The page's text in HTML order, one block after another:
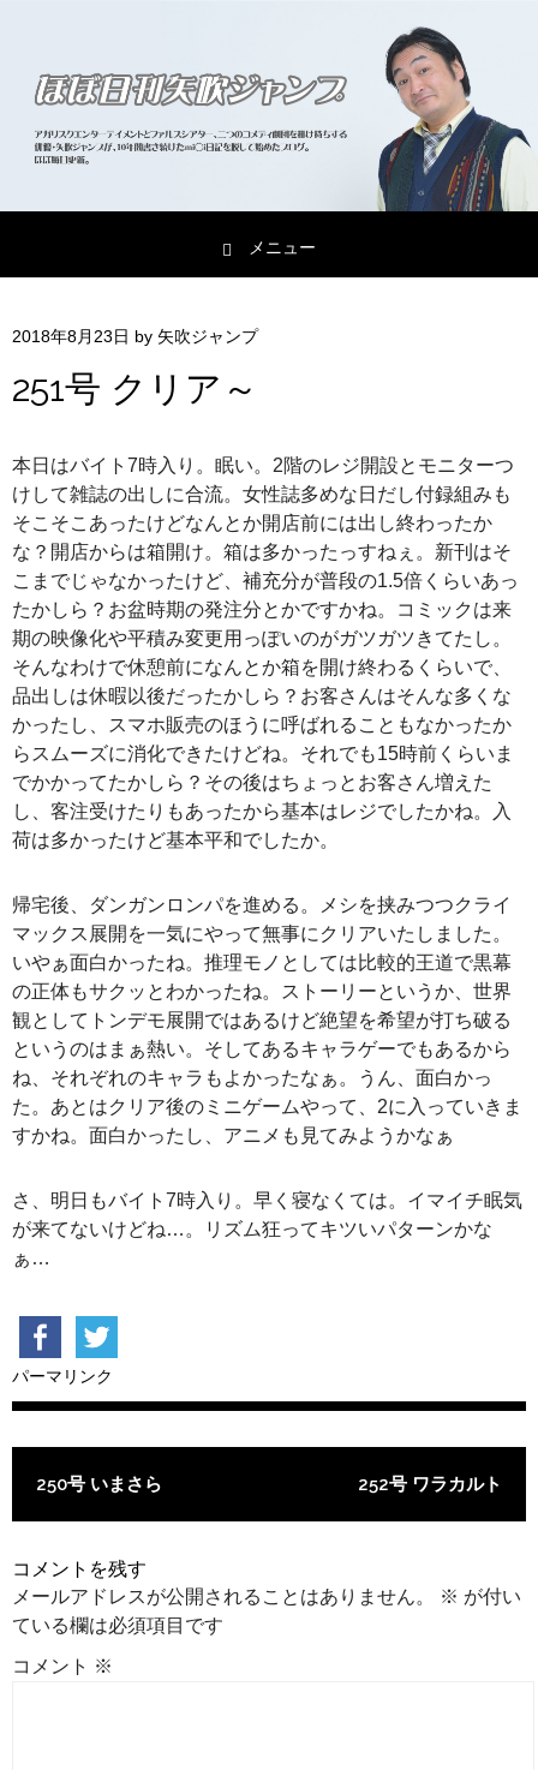
メニュー
2018年8月23日 by 矢吹ジャンプ
251号 クリア～
本日はバイト7時入り。眠い。2階のレジ開設とモニターつ
けして雑誌の出しに合流。女性誌多めな日だし付録組みも
そこそこあったけどなんとか開店前には出し終わったか
な？開店からは箱開け。箱は多かったっすねぇ。新刊はそ
こまでじゃなかったけど、補充分が普段の1.5倍くらいあっ
たかしら？お盆時期の発注分とかですかね。コミックは来
期の映像化や平積み変更用っぽいのがガツガツきてたし。
そんなわけで休憩前になんとか箱を開け終わるくらいで、
品出しは休暇以後だったかしら？お客さんはそんな多くな
かったし、スマホ販売のほうに呼ばれることもなかったか
らスムーズに消化できたけどね。それでも15時前くらいま
でかかってたかしら？その後はちょっとお客さん増えた
し、客注受けたりもあったから基本はレジでしたかね。入
荷は多かったけど基本平和でしたか。
帰宅後、ダンガンロンパを進める。メシを挟みつつクライ
マックス展開を一気にやって無事にクリアいたしました。
いやぁ面白かったね。推理モノとしては比較的王道で黒幕
の正体もサクッとわかったね。ストーリーというか、世界
観としてトンデモ展開ではあるけど絶望を希望が打ち破る
というのはまぁ熱い。そしてあるキャラゲーでもあるから
ね、それぞれのキャラもよかったなぁ。うん、面白かっ
た。あとはクリア後のミニゲームやって、2に入っていきま
すかね。面白かったし、アニメも見てみようかなぁ
さ、明日もバイト7時入り。早く寝なくては。イマイチ眠気
が来てないけどね…。リズム狂ってキツいパターンかな
ぁ…
パーマリンク
投稿ナビゲーション
250号 いまさら 252号 ワラカルト
コメントを残す
メールアドレスが公開されることはありません。 ※ が付い
ている欄は必須項目です
コメント ※